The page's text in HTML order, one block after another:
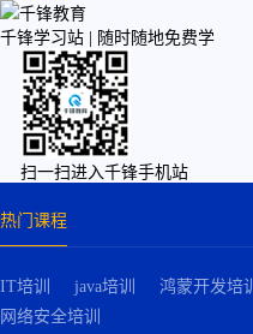
千锋学习站 | 随时随地免费学
扫一扫进入千锋手机站
热门课程
IT培训 java培训 鸿蒙开发培训
网络安全培训